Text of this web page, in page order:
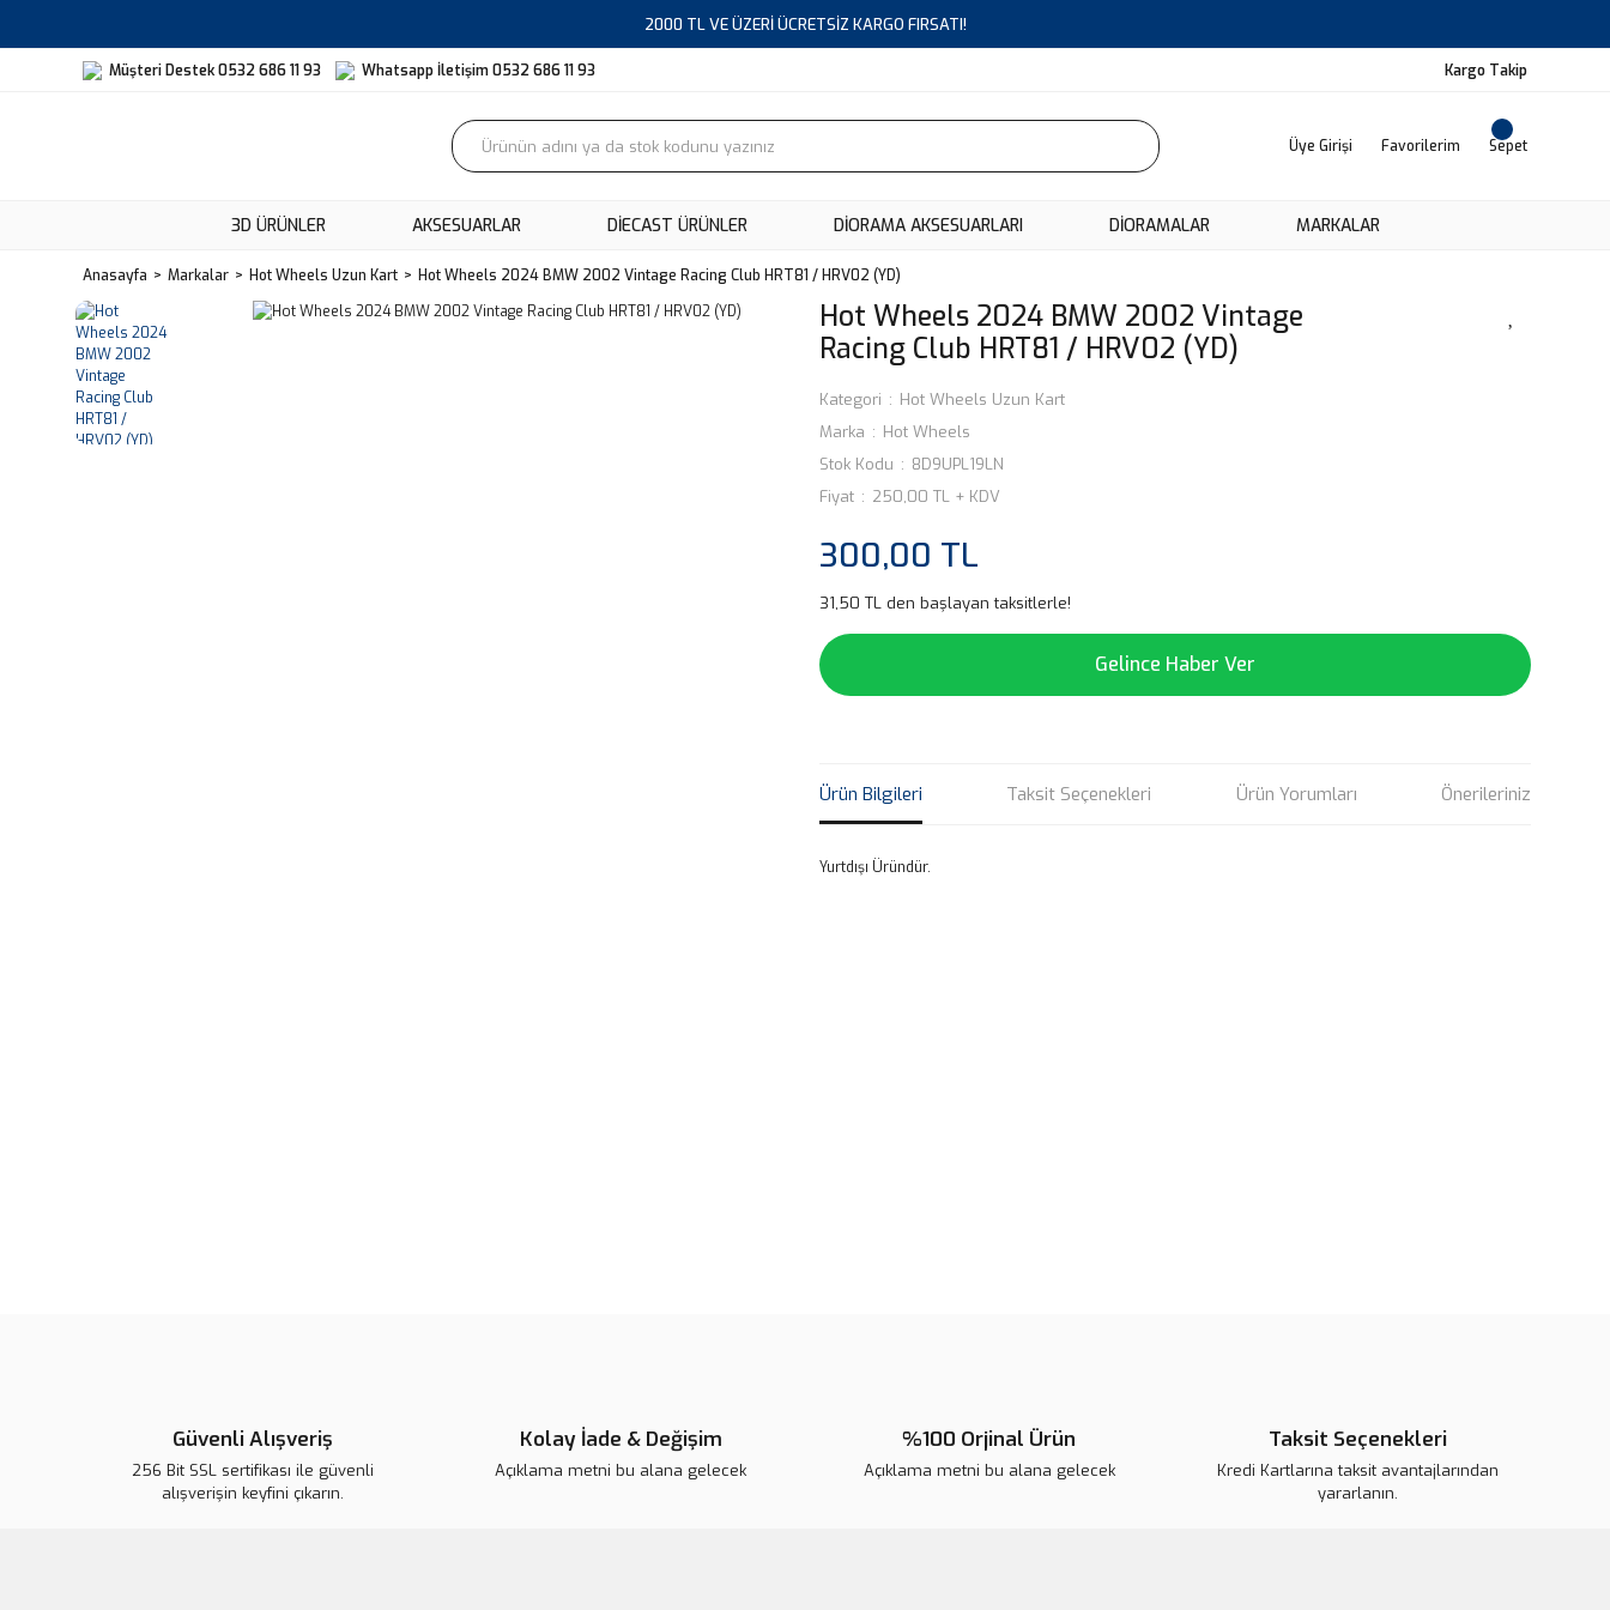
2000 TL VE ÜZERİ ÜCRETSİZ KARGO FIRSATI!
Müşteri Destek 0532 686 11 93 Whatsapp İletişim 0532 686 11 93 Kargo Takip
Üye Girişi Favorilerim Sepet
3D ÜRÜNLER AKSESUARLAR DIECAST ÜRÜNLER DİORAMA AKSESUARLARI DIORAMALAR MARKALAR
Anasayfa Markalar Hot Wheels Uzun Kart Hot Wheels 2024 BMW 2002 Vintage Racing Club HRT81 / HRV02 (YD)
Hot Wheels 2024 BMW 2002 Vintage
Racing Club HRT81 / HRV02 (YD)
Kategori
Hot Wheels Uzun Kart
Marka
Hot Wheels
Stok Kodu
8D9UPL19LN
Fiyat
250,00 TL + KDV
300,00 TL
31,50 TL den başlayan taksitlerle!
Gelince Haber Ver
Ürün Bilgileri Taksit Seçenekleri Ürün Yorumları Önerileriniz
Yurtdışı Üründür.
Güvenli Alışveriş
256 Bit SSL sertifikası ile güvenli
alışverişin keyfini çıkarın.
Kolay İade & Değişim
Açıklama metni bu alana gelecek
%100 Orjinal Ürün
Açıklama metni bu alana gelecek
Taksit Seçenekleri
Kredi Kartlarına taksit avantajlarından
yararlanın.